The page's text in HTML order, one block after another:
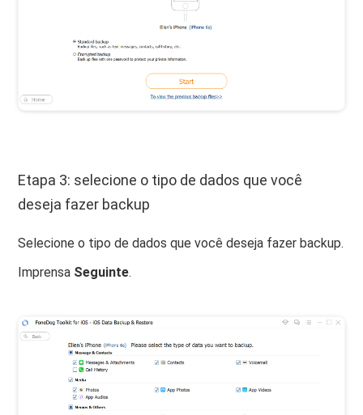
Etapa 3: selecione o tipo de dados que você
deseja fazer backup
Selecione o tipo de dados que você deseja fazer backup.
Imprensa Seguinte.